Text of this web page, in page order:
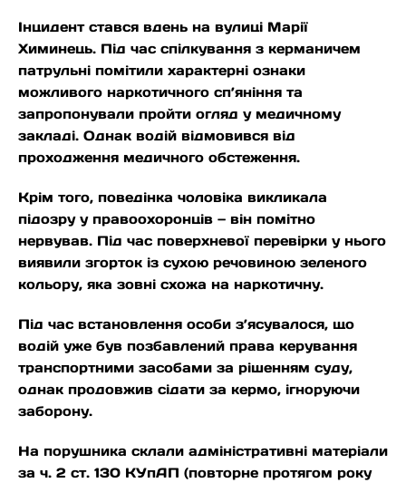
Інцидент стався вдень на вулиці Марії
Химинець. Під час спілкування з керманичем
патрульні помітили характерні ознаки
можливого наркотичного сп’яніння та
запропонували пройти огляд у медичному
закладі. Однак водій відмовився від
проходження медичного обстеження.
Крім того, поведінка чоловіка викликала
підозру у правоохоронців — він помітно
нервував. Під час поверхневої перевірки у нього
виявили згорток із сухою речовиною зеленого
кольору, яка зовні схожа на наркотичну.
Під час встановлення особи з’ясувалося, що
водій уже був позбавлений права керування
транспортними засобами за рішенням суду,
однак продовжив сідати за кермо, ігноруючи
заборону.
На порушника склали адміністративні матеріали
за ч. 2 ст. 130 КУпАП (повторне протягом року